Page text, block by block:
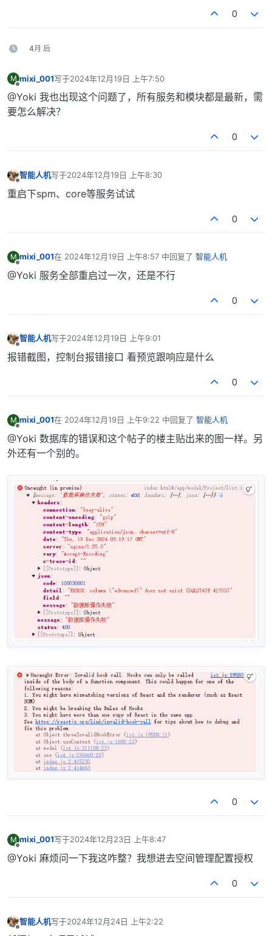
0
4月 后
M mixi_001写于2024年12月19日 上午7:50
最后由 编辑
@Yoki 我也出现这个问题了，所有服务和模块都是最新，需
要怎么解决？
0
智能人机写于2024年12月19日 上午8:30
最后由 编辑
重启下spm、core等服务试试
0
M
离线
mixi_001在 2024年12月19日 上午8:57 中回复了 智能人机
最后由 编辑
@Yoki 服务全部重启过一次，还是不行
0
离线
智能人机写于2024年12月19日 上午9:01
最后由 编辑
报错截图，控制台报错接口 看预览跟响应是什么
0
M mixi_001在 2024年12月19日 上午9:22 中回复了 智能人机
最后由 编辑
@Yoki 数据库的错误和这个帖子的楼主贴出来的图一样。另
外还有一个别的。
0
M mixi_001写于2024年12月23日 上午8:47
最后由 编辑
@Yoki 麻烦问一下我这咋整？我想进去空间管理配置授权
0
智能人机写于2024年12月24日 上午2:22
最后由 编辑